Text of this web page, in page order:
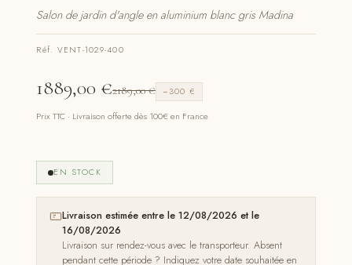
Salon de jardin d'angle en aluminium blanc gris Madina
Réf. VENT-1029-400
1889,00 €2189,00€ −300 €
Prix TTC · Livraison offerte dès 100€ en France
EN STOCK
Livraison estimée entre le 12/08/2026 et le
16/08/2026
Livraison sur rendez-vous avec le transporteur. Absent
pendant cette période ? Indiquez votre date souhaitée en